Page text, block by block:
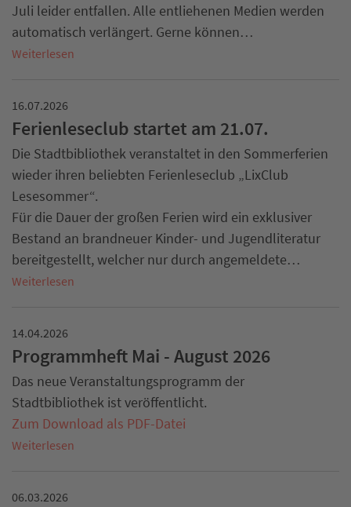
Juli leider entfallen. Alle entliehenen Medien werden
automatisch verlängert. Gerne können…
Weiterlesen
16.07.2026
Ferienleseclub startet am 21.07.
Die Stadtbibliothek veranstaltet in den Sommerferien
wieder ihren beliebten Ferienleseclub „LixClub
Lesesommer“.
Für die Dauer der großen Ferien wird ein exklusiver
Bestand an brandneuer Kinder- und Jugendliteratur
bereitgestellt, welcher nur durch angemeldete…
Weiterlesen
14.04.2026
Programmheft Mai - August 2026
Das neue Veranstaltungsprogramm der
Stadtbibliothek ist veröffentlicht.
Zum Download als PDF-Datei
Weiterlesen
06.03.2026